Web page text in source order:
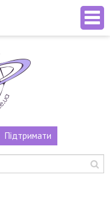
Підтримати